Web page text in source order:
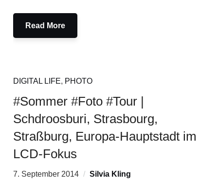
Read More
DIGITAL LIFE, PHOTO
#Sommer #Foto #Tour |
Schdroosburi, Strasbourg,
Straßburg, Europa-Hauptstadt im
LCD-Fokus
7. September 2014 Silvia Kling